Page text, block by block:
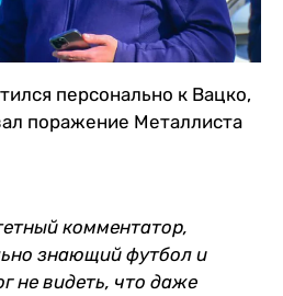
персонально к Вацко,
поражение Металлиста
комментатор,
знающий футбол и
не видеть, что даже